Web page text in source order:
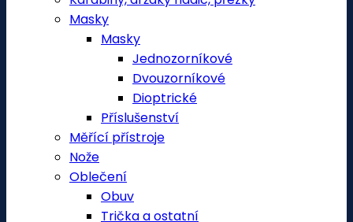
Masky
Masky
Jednozorníkové
Dvouzorníkové
Dioptrické
Příslušenství
Měřící přístroje
Nože
Oblečení
Obuv
Trička a ostatní